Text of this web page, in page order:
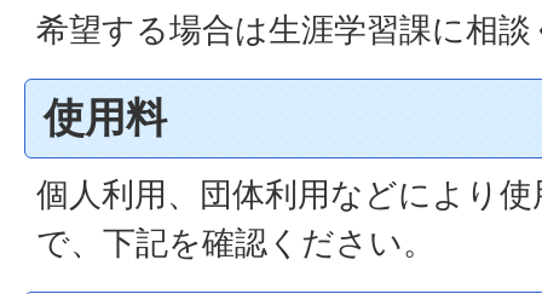
希望する場合は生涯学習課に相
使用料
個人利用、団体利用などにより
で、下記を確認ください。